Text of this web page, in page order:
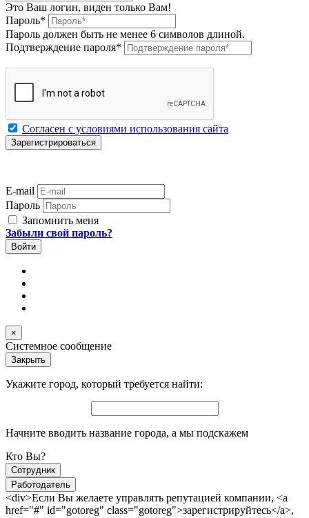
Это Ваш логин, виден только Вам!
Пароль*
Пароль должен быть не менее 6 символов длиной.
Подтверждение пароля*
Согласен с условиями использования сайта
E-mail
Пароль
Запомнить меня
Забыли свой пароль?
×
Системное сообщение
Закрыть
Укажите город, который требуется найти:
Начните вводить название города, а мы подскажем
Кто Вы?
Сотрудник
Работодатель
<div>Если Вы желаете управлять репутацией компании, <a
href="#" id="gotoreg" class="gotoreg">зарегистрируйтесь</a>,